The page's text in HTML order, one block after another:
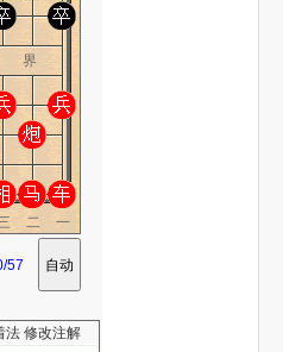
二一
法 修改注解